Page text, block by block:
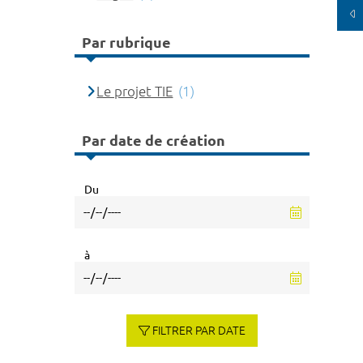
Par rubrique
Le projet TIE (1)
Par date de création
Du
à
FILTRER PAR DATE